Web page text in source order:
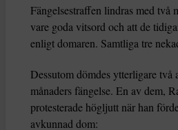
Fängelsestraffen lindras med två
vare goda vitsord och att de
enligt domaren. Samtliga tre
Dessutom dömdes ytterligare två
månaders fängelse. En av dem,
protesterade högljutt när han
avkunnad dom: